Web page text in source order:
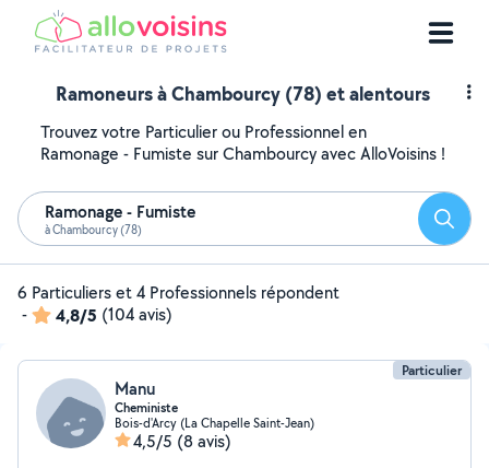
Ramoneurs à Chambourcy (78) et alentours
Trouvez votre Particulier ou Professionnel en
Ramonage - Fumiste sur Chambourcy avec AlloVoisins !
Ramonage - Fumiste
à Chambourcy (78)
6 Particuliers et 4 Professionnels répondent
-
4,8/5 (104 avis)
Particulier
Manu
Cheministe
Bois-d'Arcy (La Chapelle Saint-Jean)
4,5/5 (8 avis)